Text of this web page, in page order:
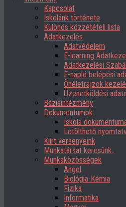
Kapcsolat
Iskolánk története
Különös közzétételi lista
Adatkezelés
Adatvédelem
E-learning
Adatkezelési
E-napló belépési
Önéletrajzok
Üzenetköldési
Bázisintézmény
Dokumentumok
Iskola
Letölthető
Kiírt versenyeink
Munkatársat keresünk..
Munkaközösségek
Angol
Biológia-Kémia
Fizika
Informatika